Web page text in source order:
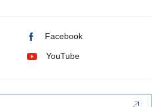
Facebook
YouTube